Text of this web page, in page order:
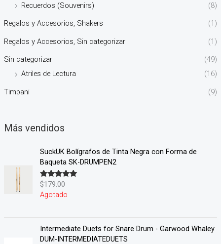
Recuerdos (Souvenirs)
(8)
Regalos y Accesorios, Shakers (1)
Regalos y Accesorios, Sin categorizar (1)
Sin categorizar
(49)
Atriles de Lectura
(16)
Timpani (9)
Más vendidos
SuckUK Bolígrafos de Tinta Negra con Forma de
Baqueta SK-DRUMPEN2
Valorado en
5.00 de 5
$179.00
Agotado
Intermediate Duets for Snare Drum - Garwood Whaley
DUM-INTERMEDIATEDUETS